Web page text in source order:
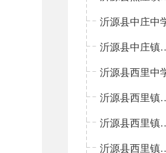
沂源县中庄中
沂源县
沂源县西里中
沂源县
沂源县西里
沂源县西